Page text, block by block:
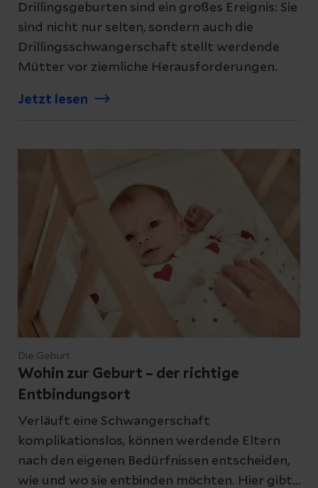
Drillingsgeburten sind ein großes Ereignis: Sie
sind nicht nur selten, sondern auch die
Drillingsschwangerschaft stellt werdende
Mütter vor ziemliche Herausforderungen.
Jetzt lesen
Die Geburt
Wohin zur Geburt – der richtige
Entbindungsort
Verläuft eine Schwangerschaft
komplikationslos, können werdende Eltern
nach den eigenen Bedürfnissen entscheiden,
wie und wo sie entbinden möchten. Hier gibt